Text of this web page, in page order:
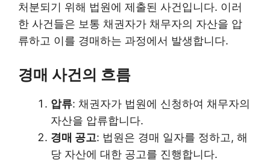
처분되기 위해 법원에 제출된 사건입니다. 이러
한 사건들은 보통 채권자가 채무자의 자산을 압
류하고 이를 경매하는 과정에서 발생합니다.
경매 사건의 흐름
압류: 채권자가 법원에 신청하여 채무자의
자산을 압류합니다.
경매 공고: 법원은 경매 일자를 정하고, 해
당 자산에 대한 공고를 진행합니다.